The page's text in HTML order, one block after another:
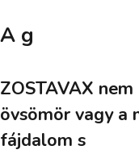
A g
ZOSTAVAX
övsömör vagy a
fájdalom s